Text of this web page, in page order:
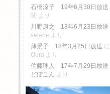
石橋涼子 19年6月30日放送
関 より
川野康之 18年6月23日放送
selene より
薄景子 18年3月25日放送 に
Oura より
佐藤理人 17年7月29日放送
どぼこん より